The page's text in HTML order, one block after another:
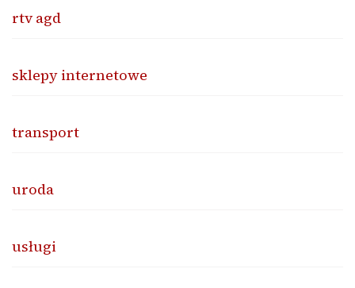
rtv agd
sklepy internetowe
transport
uroda
usługi